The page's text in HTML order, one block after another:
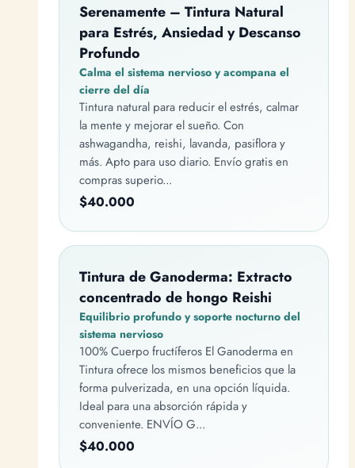
Serenamente – Tintura Natural
para Estrés, Ansiedad y Descanso
Profundo
Calma el sistema nervioso y acompana el
cierre del día
Tintura natural para reducir el estrés, calmar
la mente y mejorar el sueño. Con
ashwagandha, reishi, lavanda, pasiflora y
más. Apto para uso diario. Envío gratis en
compras superio...
$40.000
Tintura de Ganoderma: Extracto
concentrado de hongo Reishi
Equilibrio profundo y soporte nocturno del
sistema nervioso
100% Cuerpo fructíferos El Ganoderma en
Tintura ofrece los mismos beneficios que la
forma pulverizada, en una opción líquida.
Ideal para una absorción rápida y
conveniente. ENVÍO G...
$40.000